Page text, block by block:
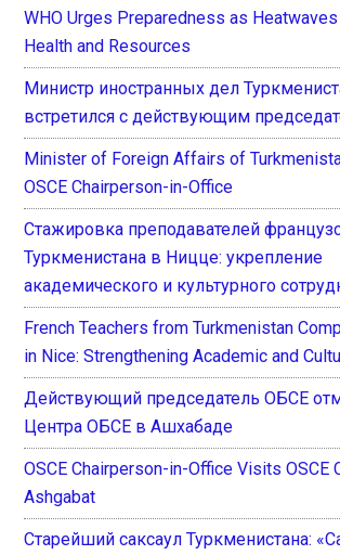
WHO Urges Preparedness as
Health and Resources
Министр иностранных дел
встретился с действующим
Minister of Foreign Affairs of
OSCE Chairperson-in-Office
Стажировка преподавателей
Туркменистана в Ницце: укрепление
академического и культурного
French Teachers from Turkmenistan
in Nice: Strengthening Academic and
Действующий председатель ОБСЕ
Центра ОБСЕ в Ашхабаде
OSCE Chairperson-in-Office Visits OSCE
Ashgabat
Старейший саксаул Туркменистана: